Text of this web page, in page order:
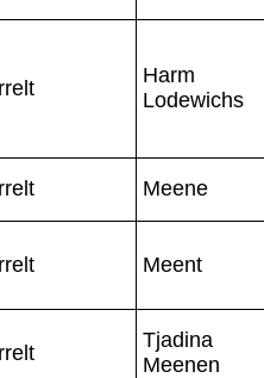
Harm
Lodewichs
Meene
Meent
Tjadina
Meenen